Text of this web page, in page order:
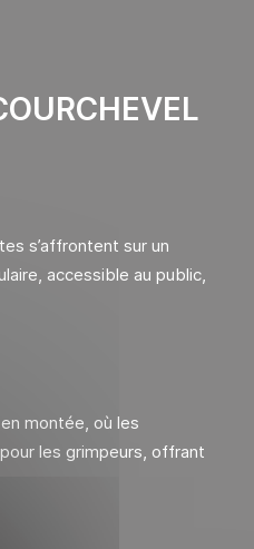
s’affrontent sur un
accessible au public,
montée, où les
les grimpeurs, offrant